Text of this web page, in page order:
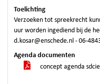
Toelichting
Verzoeken tot spreekrecht
uur worden ingediend bij de
d.kosar@enschede.nl - 06-
Agenda documenten
concept agenda